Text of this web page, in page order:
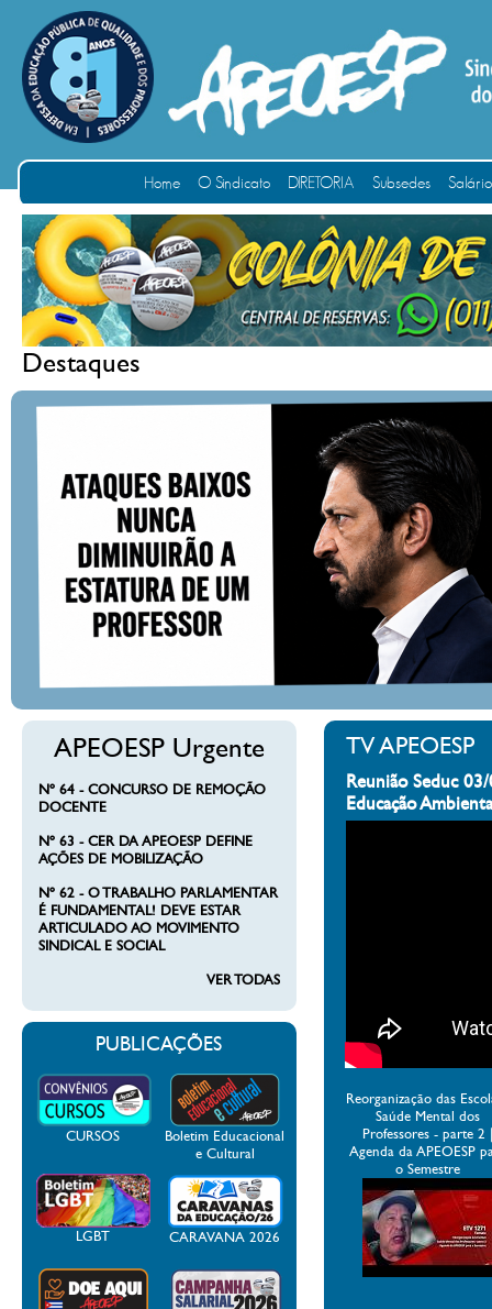
Home O Sindicato DIRETORIA Subsedes
Destaques
APEOESP Urgente
Nº 64 - CONCURSO DE REMOÇÃO
DOCENTE
Nº 63 - CER DA APEOESP DEFINE
AÇÕES DE MOBILIZAÇÃO
Nº 62 - O TRABALHO PARLAMENTAR
É FUNDAMENTAL! DEVE ESTAR
ARTICULADO AO MOVIMENTO
SINDICAL E SOCIAL
VER TODAS
PUBLICAÇÕES
CURSOS
Boletim Educacional
e Cultural
LGBT CARAVANA 2026
TV APEOESP
Reunião Seduc
Educação
Reorganização das
Saúde Mental dos
Professores - parte 2
Agenda da APEOESP
o Semestre